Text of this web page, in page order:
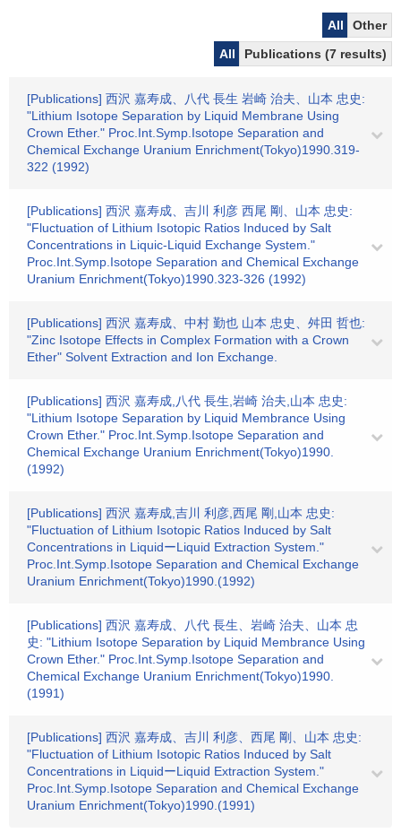
All
Other
All
Publications (7 results)
[Publications] 西沢 嘉寿成、八代 長生 岩崎 治夫、山本 忠史:
"Lithium Isotope Separation by Liquid Membrane Using
Crown Ether." Proc.Int.Symp.Isotope Separation and
Chemical Exchange Uranium Enrichment(Tokyo)1990.319-
322 (1992)
[Publications] 西沢 嘉寿成、吉川 利彦 西尾 剛、山本 忠史:
"Fluctuation of Lithium Isotopic Ratios Induced by Salt
Concentrations in Liquic-Liquid Exchange System."
Proc.Int.Symp.Isotope Separation and Chemical Exchange
Uranium Enrichment(Tokyo)1990.323-326 (1992)
[Publications] 西沢 嘉寿成、中村 勤也 山本 忠史、舛田 哲也:
"Zinc Isotope Effects in Complex Formation with a Crown
Ether" Solvent Extraction and Ion Exchange.
[Publications] 西沢 嘉寿成,八代 長生,岩崎 治夫,山本 忠史:
"Lithium Isotope Separation by Liquid Membrance Using
Crown Ether." Proc.Int.Symp.Isotope Separation and
Chemical Exchange Uranium Enrichment(Tokyo)1990.
(1992)
[Publications] 西沢 嘉寿成,吉川 利彦,西尾 剛,山本 忠史:
"Fluctuation of Lithium Isotopic Ratios Induced by Salt
Concentrations in LiquidーLiquid Extraction System."
Proc.Int.Symp.Isotope Separation and Chemical Exchange
Uranium Enrichment(Tokyo)1990.(1992)
[Publications] 西沢 嘉寿成、八代 長生、岩崎 治夫、山本 忠
史: "Lithium Isotope Separation by Liquid Membrance Using
Crown Ether." Proc.Int.Symp.Isotope Separation and
Chemical Exchange Uranium Enrichment(Tokyo)1990.
(1991)
[Publications] 西沢 嘉寿成、吉川 利彦、西尾 剛、山本 忠史:
"Fluctuation of Lithium Isotopic Ratios Induced by Salt
Concentrations in LiquidーLiquid Extraction System."
Proc.Int.Symp.Isotope Separation and Chemical Exchange
Uranium Enrichment(Tokyo)1990.(1991)